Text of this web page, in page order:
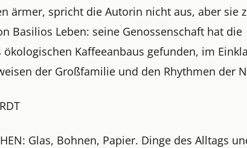
ärmer, spricht die Autorin nicht aus, aber sie
Basilios Leben: seine Genossenschaft hat die
ökologischen Kaffeeanbaus gefunden, im
der Großfamilie und den Rhythmen der
Glas, Bohnen, Papier. Dinge des Alltags